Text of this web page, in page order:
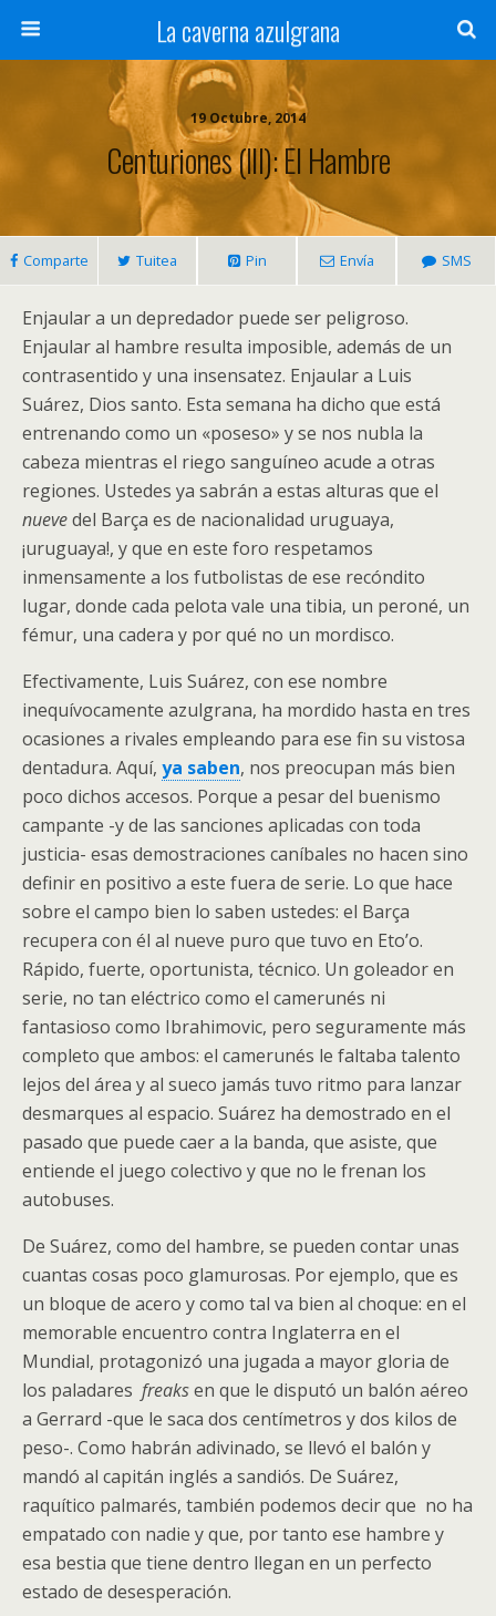
La caverna azulgrana
19 Octubre, 2014
Centuriones (III): El Hambre
Comparte Tuitea Pin Envía SMS
Enjaular a un depredador puede ser peligroso.
Enjaular al hambre resulta imposible, además de un
contrasentido y una insensatez. Enjaular a Luis
Suárez, Dios santo. Esta semana ha dicho que está
entrenando como un «poseso» y se nos nubla la
cabeza mientras el riego sanguíneo acude a otras
regiones. Ustedes ya sabrán a estas alturas que el
nuevedel Barça es de nacionalidad uruguaya,
¡uruguaya!, y que en este foro respetamos
inmensamente a los futbolistas de ese recóndito
lugar, donde cada pelota vale una tibia, un peroné, un
fémur, una cadera y por qué no un mordisco.
Efectivamente, Luis Suárez, con ese nombre
inequívocamente azulgrana, ha mordido hasta en tres
ocasiones a rivales empleando para ese fin su vistosa
dentadura. Aquí, ya saben, nos preocupan más bien
poco dichos accesos. Porque a pesar del buenismo
campante -y de las sanciones aplicadas con toda
justicia- esas demostraciones caníbales no hacen sino
definir en positivo a este fuera de serie. Lo que hace
sobre el campo bien lo saben ustedes: el Barça
recupera con él al nueve puro que tuvo en Eto’o.
Rápido, fuerte, oportunista, técnico. Un goleador en
serie, no tan eléctrico como el camerunés ni
fantasioso como Ibrahimovic, pero seguramente más
completo que ambos: el camerunés le faltaba talento
lejos del área y al sueco jamás tuvo ritmo para lanzar
desmarques al espacio. Suárez ha demostrado en el
pasado que puede caer a la banda, que asiste, que
entiende el juego colectivo y que no le frenan los
autobuses.
De Suárez, como del hambre, se pueden contar unas
cuantas cosas poco glamurosas. Por ejemplo, que es
un bloque de acero y como tal va bien al choque: en el
memorable encuentro contra Inglaterra en el
Mundial, protagonizó una jugada a mayor gloria de
los paladares freaksen que le disputó un balón aéreo
a Gerrard -que le saca dos centímetros y dos kilos de
peso-. Como habrán adivinado, se llevó el balón y
mandó al capitán inglés a sandiós. De Suárez,
raquítico palmarés, también podemos decir que no ha
empatado con nadie y que, por tanto ese hambre y
esa bestia que tiene dentro llegan en un perfecto
estado de desesperación.